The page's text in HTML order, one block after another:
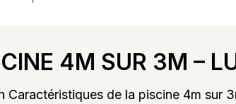
4M SUR 3M –
Caractéristiques de la piscine 4m sur